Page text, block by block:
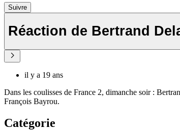
Suivre
Réaction de Bertrand
il y a 19 ans
Dans les coulisses de France 2, dimanche soir :
François Bayrou.
Catégorie